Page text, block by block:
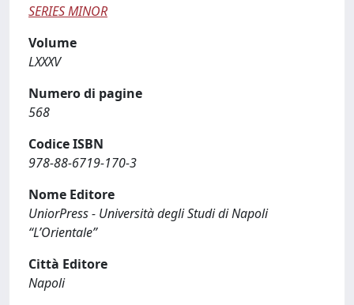
SERIES MINOR
Volume
LXXXV
Numero di pagine
568
Codice ISBN
978-88-6719-170-3
Nome Editore
UniorPress - Università degli Studi di Napoli
“L’Orientale”
Città Editore
Napoli